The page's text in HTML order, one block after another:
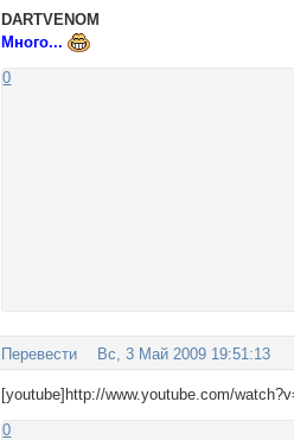
DARTVENOM
Много...
0
Перевести Вс, 3 Май 2009 19:51:13
[youtube]http://www.youtube.com/
0